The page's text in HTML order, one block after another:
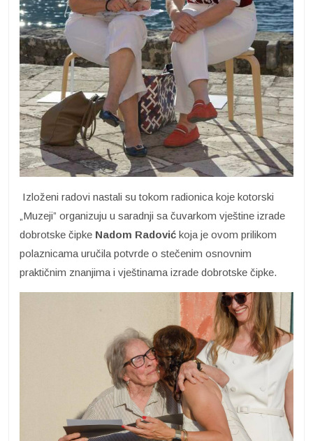
Izloženi radovi nastali su tokom radionica koje kotorski
„Muzeji” organizuju u saradnji sa čuvarkom vještine izrade
dobrotske čipke Nadom Radović koja je ovom prilikom
polaznicama uručila potvrde o stečenim osnovnim
praktičnim znanjima i vještinama izrade dobrotske čipke.